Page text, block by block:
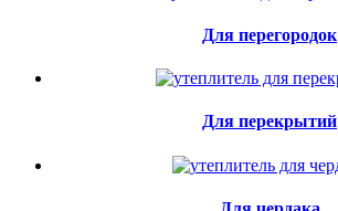
Для перегородок
Для перекрытий